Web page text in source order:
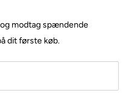
i Brabrand.
modtag spændende
dit første køb.